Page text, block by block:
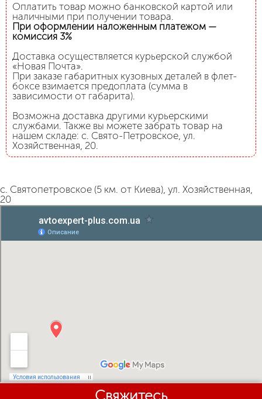
Оплатить товар можно банковской картой или
наличными при получении товара.
При оформлении наложенным платежом —
комиссия 3%
Доставка осуществляется курьерской службой
«Новая Почта».
При заказе габаритных кузовных деталей в флет-
боксе взимается предоплата (сумма в
зависимости от габарита).
Возможна доставка другими курьерскими
службами. Также вы можете забрать товар на
нашем складе: с. Свято-Петровское, ул.
Хозяйственная, 20.
с. Святопетровское (5 км. от Киева), ул. Хозяйственная,
20